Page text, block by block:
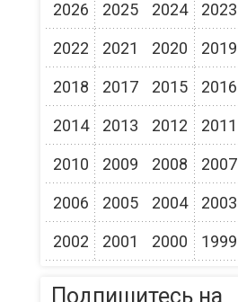
2026
2025 2024 2023
2022 2021 2020 2019
2018 2017 2015 2016
2014 2013 2012 2011
2010 2009 2008 2007
2006 2005 2004 2003
2002 2001 2000 1999
Подпишитесь на